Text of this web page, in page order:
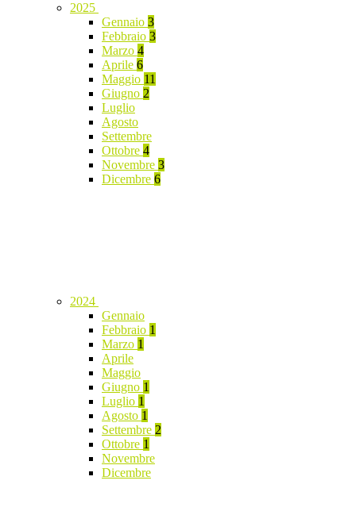
2025
Gennaio 3
Febbraio 3
Marzo 4
Aprile 6
Maggio 11
Giugno 2
Luglio
Agosto
Settembre
Ottobre 4
Novembre 3
Dicembre 6
2024
Gennaio
Febbraio 1
Marzo 1
Aprile
Maggio
Giugno 1
Luglio 1
Agosto 1
Settembre 2
Ottobre 1
Novembre
Dicembre